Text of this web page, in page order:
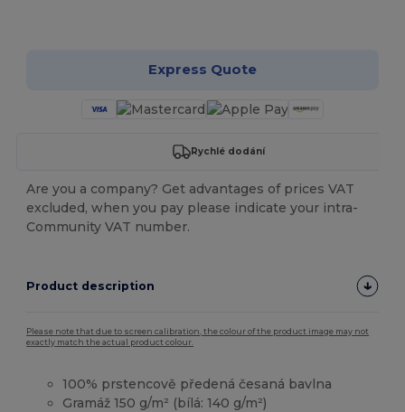
Express Quote
Rychlé dodání
Are you a company? Get advantages of prices VAT
excluded, when you pay please indicate your intra-
Community VAT number.
Product description
Please note that due to screen calibration, the colour of the product image may not
exactly match the actual product colour.
100% prstencově předená česaná bavlna
Gramáž 150 g/m² (bílá: 140 g/m²)